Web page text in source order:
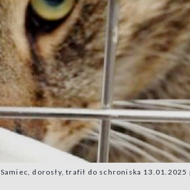
Samiec, dorosły, trafił do schroniska